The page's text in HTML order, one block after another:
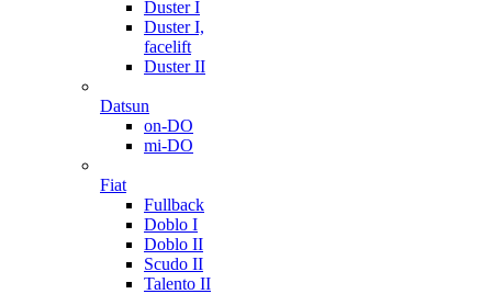
Duster I
Duster I,
facelift
Duster II
Datsun
on-DO
mi-DO
Fiat
Fullback
Doblo I
Doblo II
Scudo II
Talento II